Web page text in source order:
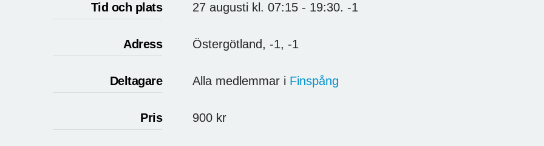
Tid och plats 27 augusti kl. 07:15 - 19:30. -1
Adress Östergötland, -1, -1
Deltagare Alla medlemmar i Finspång
Pris 900 kr